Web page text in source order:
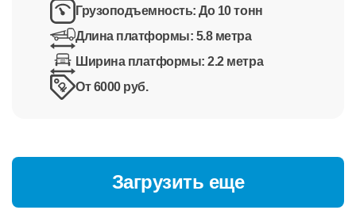
Грузоподъемность:До 10 тонн
Длина платформы: 5.8 метра
Ширина платформы:2.2 метра
От 6000 руб.
Загрузить еще